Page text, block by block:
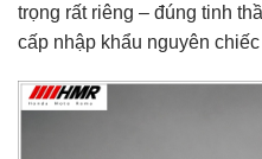
trọng rất riêng – đúng tinh
cấp nhập khẩu nguyên